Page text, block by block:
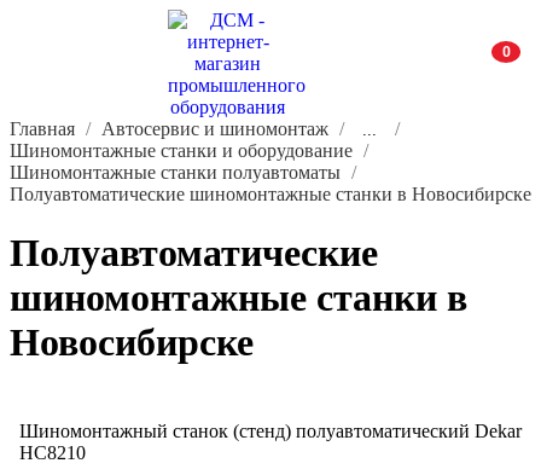
0
Главная Автосервис и шиномонтаж ...
Шиномонтажные станки и оборудование
Шиномонтажные станки полуавтоматы
Полуавтоматические шиномонтажные станки в Новосибирске
Полуавтоматические
шиномонтажные станки в
Новосибирске
Шиномонтажный станок (стенд) полуавтоматический Dekar
HC8210